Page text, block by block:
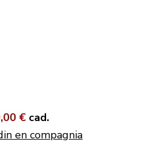
€ cad.
en compagnia